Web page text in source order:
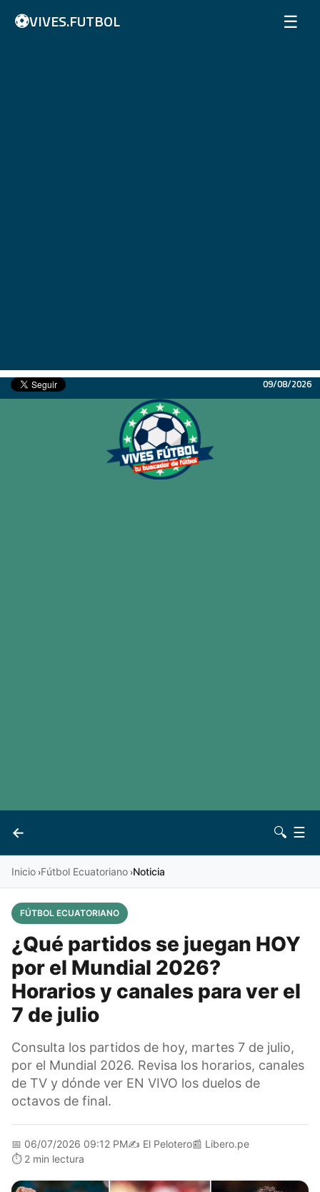
⚽VIVES.FUTBOL ☰
Inicio 09/08/2026
←
Vives 🔍 ☰
Inicio ›Fútbol Ecuatoriano ›Noticia
FÚTBOL ECUATORIANO
¿Qué partidos se juegan HOY
por el Mundial 2026?
Horarios y canales para ver el
7 de julio
Consulta los partidos de hoy, martes 7 de julio,
por el Mundial 2026. Revisa los horarios, canales
de TV y dónde ver EN VIVO los duelos de
octavos de final.
📅 06/07/2026 09:12 PM✍️ El Pelotero📰 Libero.pe
⏱️ 2 min lectura